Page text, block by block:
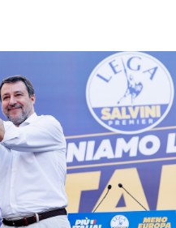
Mondiali calcio 2026